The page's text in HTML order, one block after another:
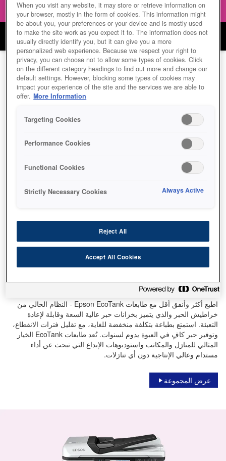
مجموEpson من الطابعات
EcoTank
اطبع أكثر وأنفق أقل مع طابعات Epson EcoTank - النظام الخالي من
خراطيش الحبر والذي يتميز بخزانات حبر عالية السعة وقابلة لإعادة
التعبئة. استمتع بطباعة بتكلفة منخفضة للغاية، مع تقليل فترات الانقطاع،
وتوفير حبر كافٍ في العبوة يدوم لسنوات. تُعد طابعات EcoTank الخيار
المثالي للمنازل والمكاتب واستوديوهات الإبداع التي تبحث عن أداء
مستدام وعالي الإنتاجية دون أي تنازلات.
عرض المجموعة
When you visit any website, it may store or retrieve information on
your browser, mostly in the form of cookies. This information might
be about you, your preferences or your device and is mostly used
to make the site work as you expect it to. The information does not
usually directly identify you, but it can give you a more
personalized web experience. Because we respect your right to
privacy, you can choose not to allow some types of cookies. Click
on the different category headings to find out more and change our
default settings. However, blocking some types of cookies may
impact your experience of the site and the services we are able to
offer. More Information
Targeting Cookies
Performance Cookies
Functional Cookies
Strictly Necessary Cookies Always Active
Reject All
Accept All Cookies